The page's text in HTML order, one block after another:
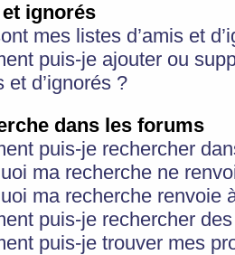
ignorés
mes listes d’amis et
puis-je ajouter ou
et d’ignorés ?
dans les forums
puis-je rechercher
ma recherche ne
ma recherche renvoie
puis-je rechercher
puis-je trouver mes